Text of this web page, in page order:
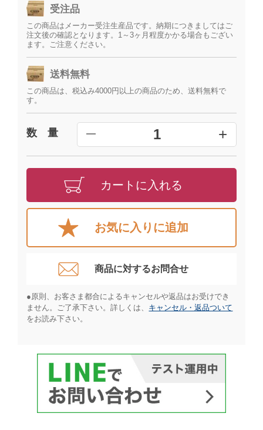
受注品
この商品はメーカー受注生産品です。納期につきましてはご
注文後の確認となります。1～3ヶ月程度かかる場合もござい
ます。ご注意ください。
送料無料
この商品は、税込み4000円以上の商品のため、送料無料で
す。
数 量 ━ 1 +
カートに入れる
お気に入りに追加
商品に対するお問合せ​
●原則、お客さま都合によるキャンセルや返品はお受けでき
ません。ご了承下さい。詳しくは、 キャンセル・返品ついて
をお読み下さい。​